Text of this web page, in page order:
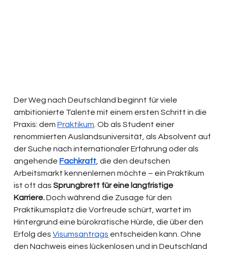
Der Weg nach Deutschland beginnt für viele
ambitionierte Talente mit einem ersten Schritt in die
Praxis: dem Praktikum . Ob als Student einer
renommierten Auslandsuniversität, als Absolvent auf
der Suche nach internationaler Erfahrung oder als
angehende Fachkraft , die den deutschen
Arbeitsmarkt kennenlernen möchte – ein Praktikum
ist oft das Sprungbrett für eine langfristige
Karriere. Doch während die Zusage für den
Praktikumsplatz die Vorfreude schürt, wartet im
Hintergrund eine bürokratische Hürde, die über den
Erfolg des Visumsantrags entscheiden kann. Ohne
den Nachweis eines lückenlosen und in Deutschland